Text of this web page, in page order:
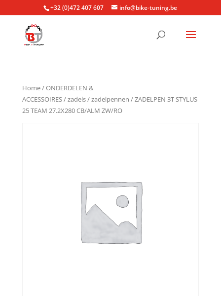
+32 (0)472 407 607 info@bike-tuning.be
Home/ONDERDELEN &
ACCESSOIRES/zadels/zadelpennen / ZADELPEN 3T STYLUS
25 TEAM 27.2X280 CB/ALM ZW/RO